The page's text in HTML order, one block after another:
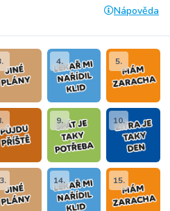
Nápověda
4. 5.
9. 10.
14. 15.